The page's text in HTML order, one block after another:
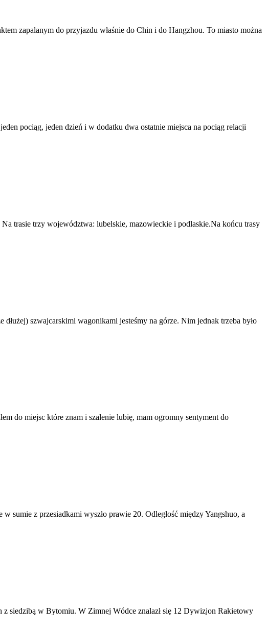
zapalanym do przyjazdu właśnie do Chin i do Hangzhou. To miasto można
pociąg, jeden dzień i w dodatku dwa ostatnie miejsca na pociąg relacji
trasie trzy województwa: lubelskie, mazowieckie i podlaskie.Na końcu trasy
szwajcarskimi wagonikami jesteśmy na górze. Nim jednak trzeba było
do miejsc które znam i szalenie lubię, mam ogromny sentyment do
sumie z przesiadkami wyszło prawie 20. Odległość między Yangshuo, a
siedzibą w Bytomiu. W Zimnej Wódce znalazł się 12 Dywizjon Rakietowy